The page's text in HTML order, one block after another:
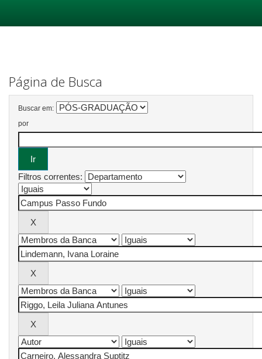
Página de Busca
Buscar em:
por
Filtros correntes: